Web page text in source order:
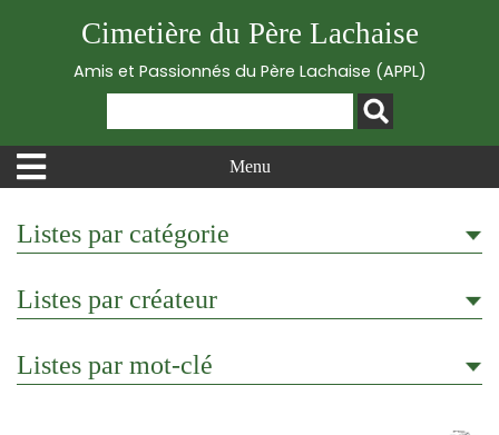
Cimetière du Père Lachaise
Amis et Passionnés du Père Lachaise (APPL)
Menu
Listes par catégorie
Listes par créateur
Listes par mot-clé